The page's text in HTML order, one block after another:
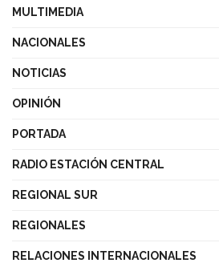
MULTIMEDIA
NACIONALES
NOTICIAS
OPINIÓN
PORTADA
RADIO ESTACIÓN CENTRAL
REGIONAL SUR
REGIONALES
RELACIONES INTERNACIONALES